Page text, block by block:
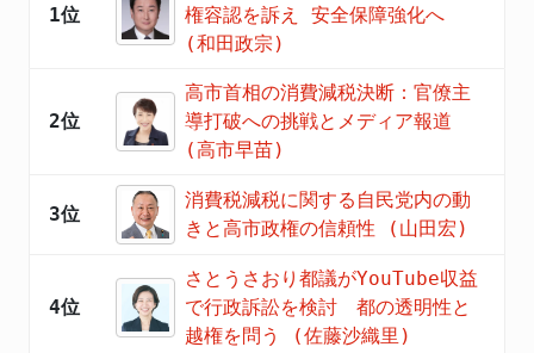
1位
権容認を訴え 安全保障強化へ
(和田政宗)
2位
高市首相の消費減税決断：官僚主
導打破への挑戦とメディア報道
(高市早苗)
3位
消費税減税に関する自民党内の動
きと高市政権の信頼性 (山田宏)
4位
さとうさおり都議がYouTube収益
で行政訴訟を検討 都の透明性と
越権を問う (佐藤沙織里)